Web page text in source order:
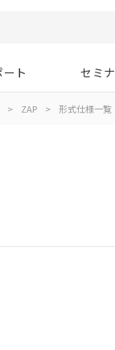
ト セミナ
> ZAP > 形式仕様一覧